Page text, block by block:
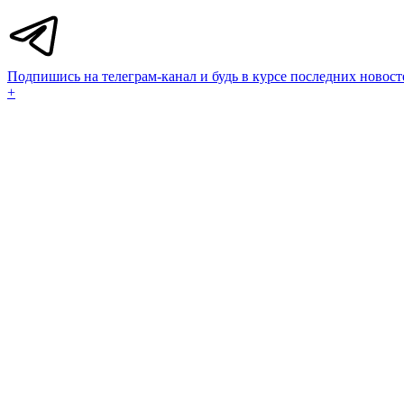
Подпишись на телеграм-канал и будь в курсе последних
+